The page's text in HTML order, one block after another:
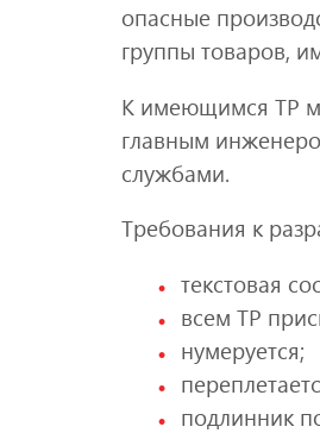
опасные
группы товаров,
К имеющимся ТР
главным
службами.
Требования к
текстовая
всем ТР
нумеруется;
подлинник